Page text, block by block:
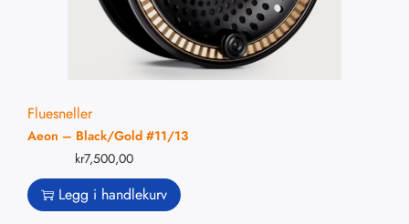
Fluesneller
Aeon – Black/Gold #11/13
kr7,500,00
Legg i handlekurv